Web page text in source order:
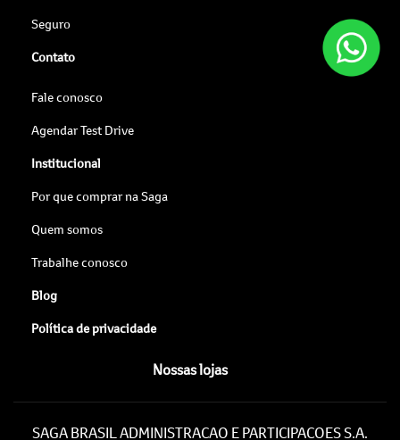
Seguro
Contato
Fale conosco
Agendar Test Drive
Institucional
Por que comprar na Saga
Quem somos
Trabalhe conosco
Blog
Política de privacidade
Nossas lojas
SAGA BRASIL ADMINISTRACAO E PARTICIPACOES S.A.